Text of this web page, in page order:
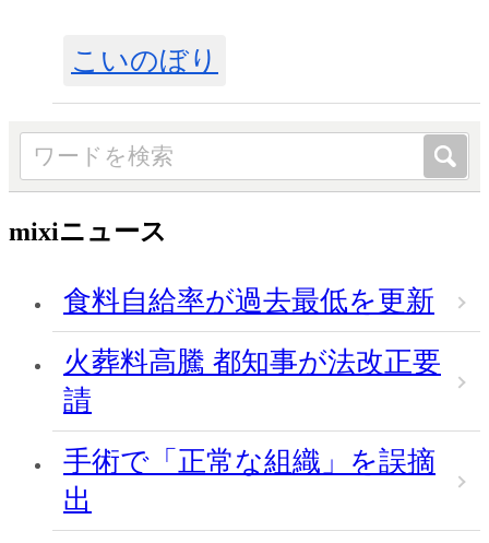
こいのぼり
mixiニュース
食料自給率が過去最低を更新
火葬料高騰 都知事が法改正要
請
手術で「正常な組織」を誤摘
出